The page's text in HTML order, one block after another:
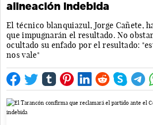
alineación indebida
El técnico blanquiazul, Jorge Cañete,
que impugnarán el resultado. No
ocultado su enfado por el resultado:
nos vale"